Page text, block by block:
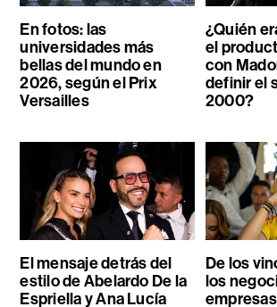
En fotos: las
universidades más
bellas del mundo en
2026, según el Prix
Versailles
¿Quién
el
con
definir el
2000?
El mensaje detrás del
estilo de Abelardo De la
Espriella y Ana Lucía
De los
los